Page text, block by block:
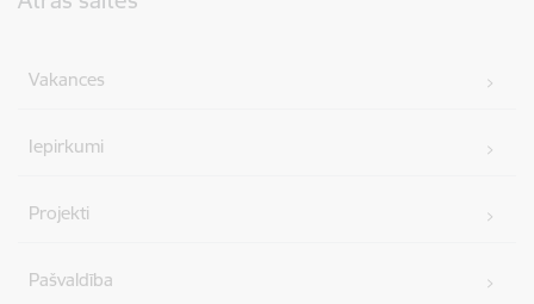
Vakances
Iepirkumi
Projekti
Pašvaldība